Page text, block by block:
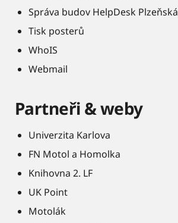
Správa budov HelpDesk Plzeňská
Tisk posterů
WhoIS
Webmail
Partneři & weby
Univerzita Karlova
FN Motol a Homolka
Knihovna 2. LF
UK Point
Motolák